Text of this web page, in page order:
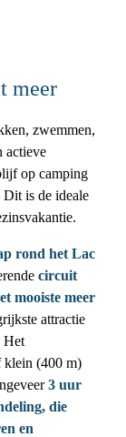
meer
zwemmen,
actieve
op camping
is de ideale
rond het Lac
circuit
mooiste meer
attractie
Het
klein (400 m)
3 uur
die
en